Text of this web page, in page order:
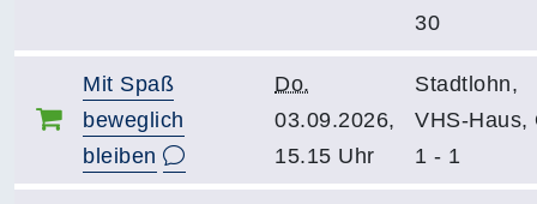
30
Mit Spaß
beweglich
bleiben
Do.
03.09.2026,
15.15 Uhr
Stadtlohn,
VHS-Haus,
1 - 1